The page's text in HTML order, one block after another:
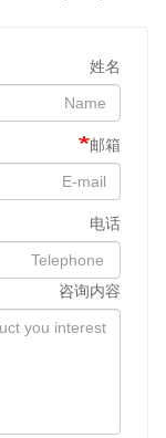
姓名
邮箱
电话
咨询内容